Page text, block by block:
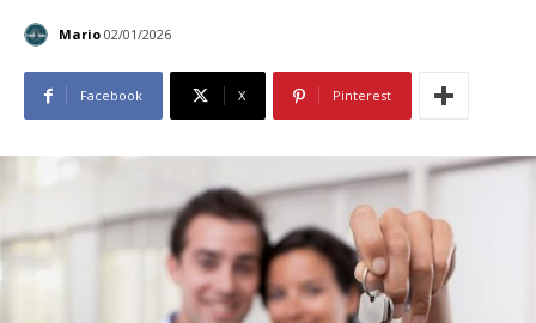
Mario 02/01/2026
Facebook X Pinterest